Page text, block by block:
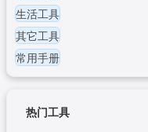
生活工具
其它工具
常用手册
热门工具